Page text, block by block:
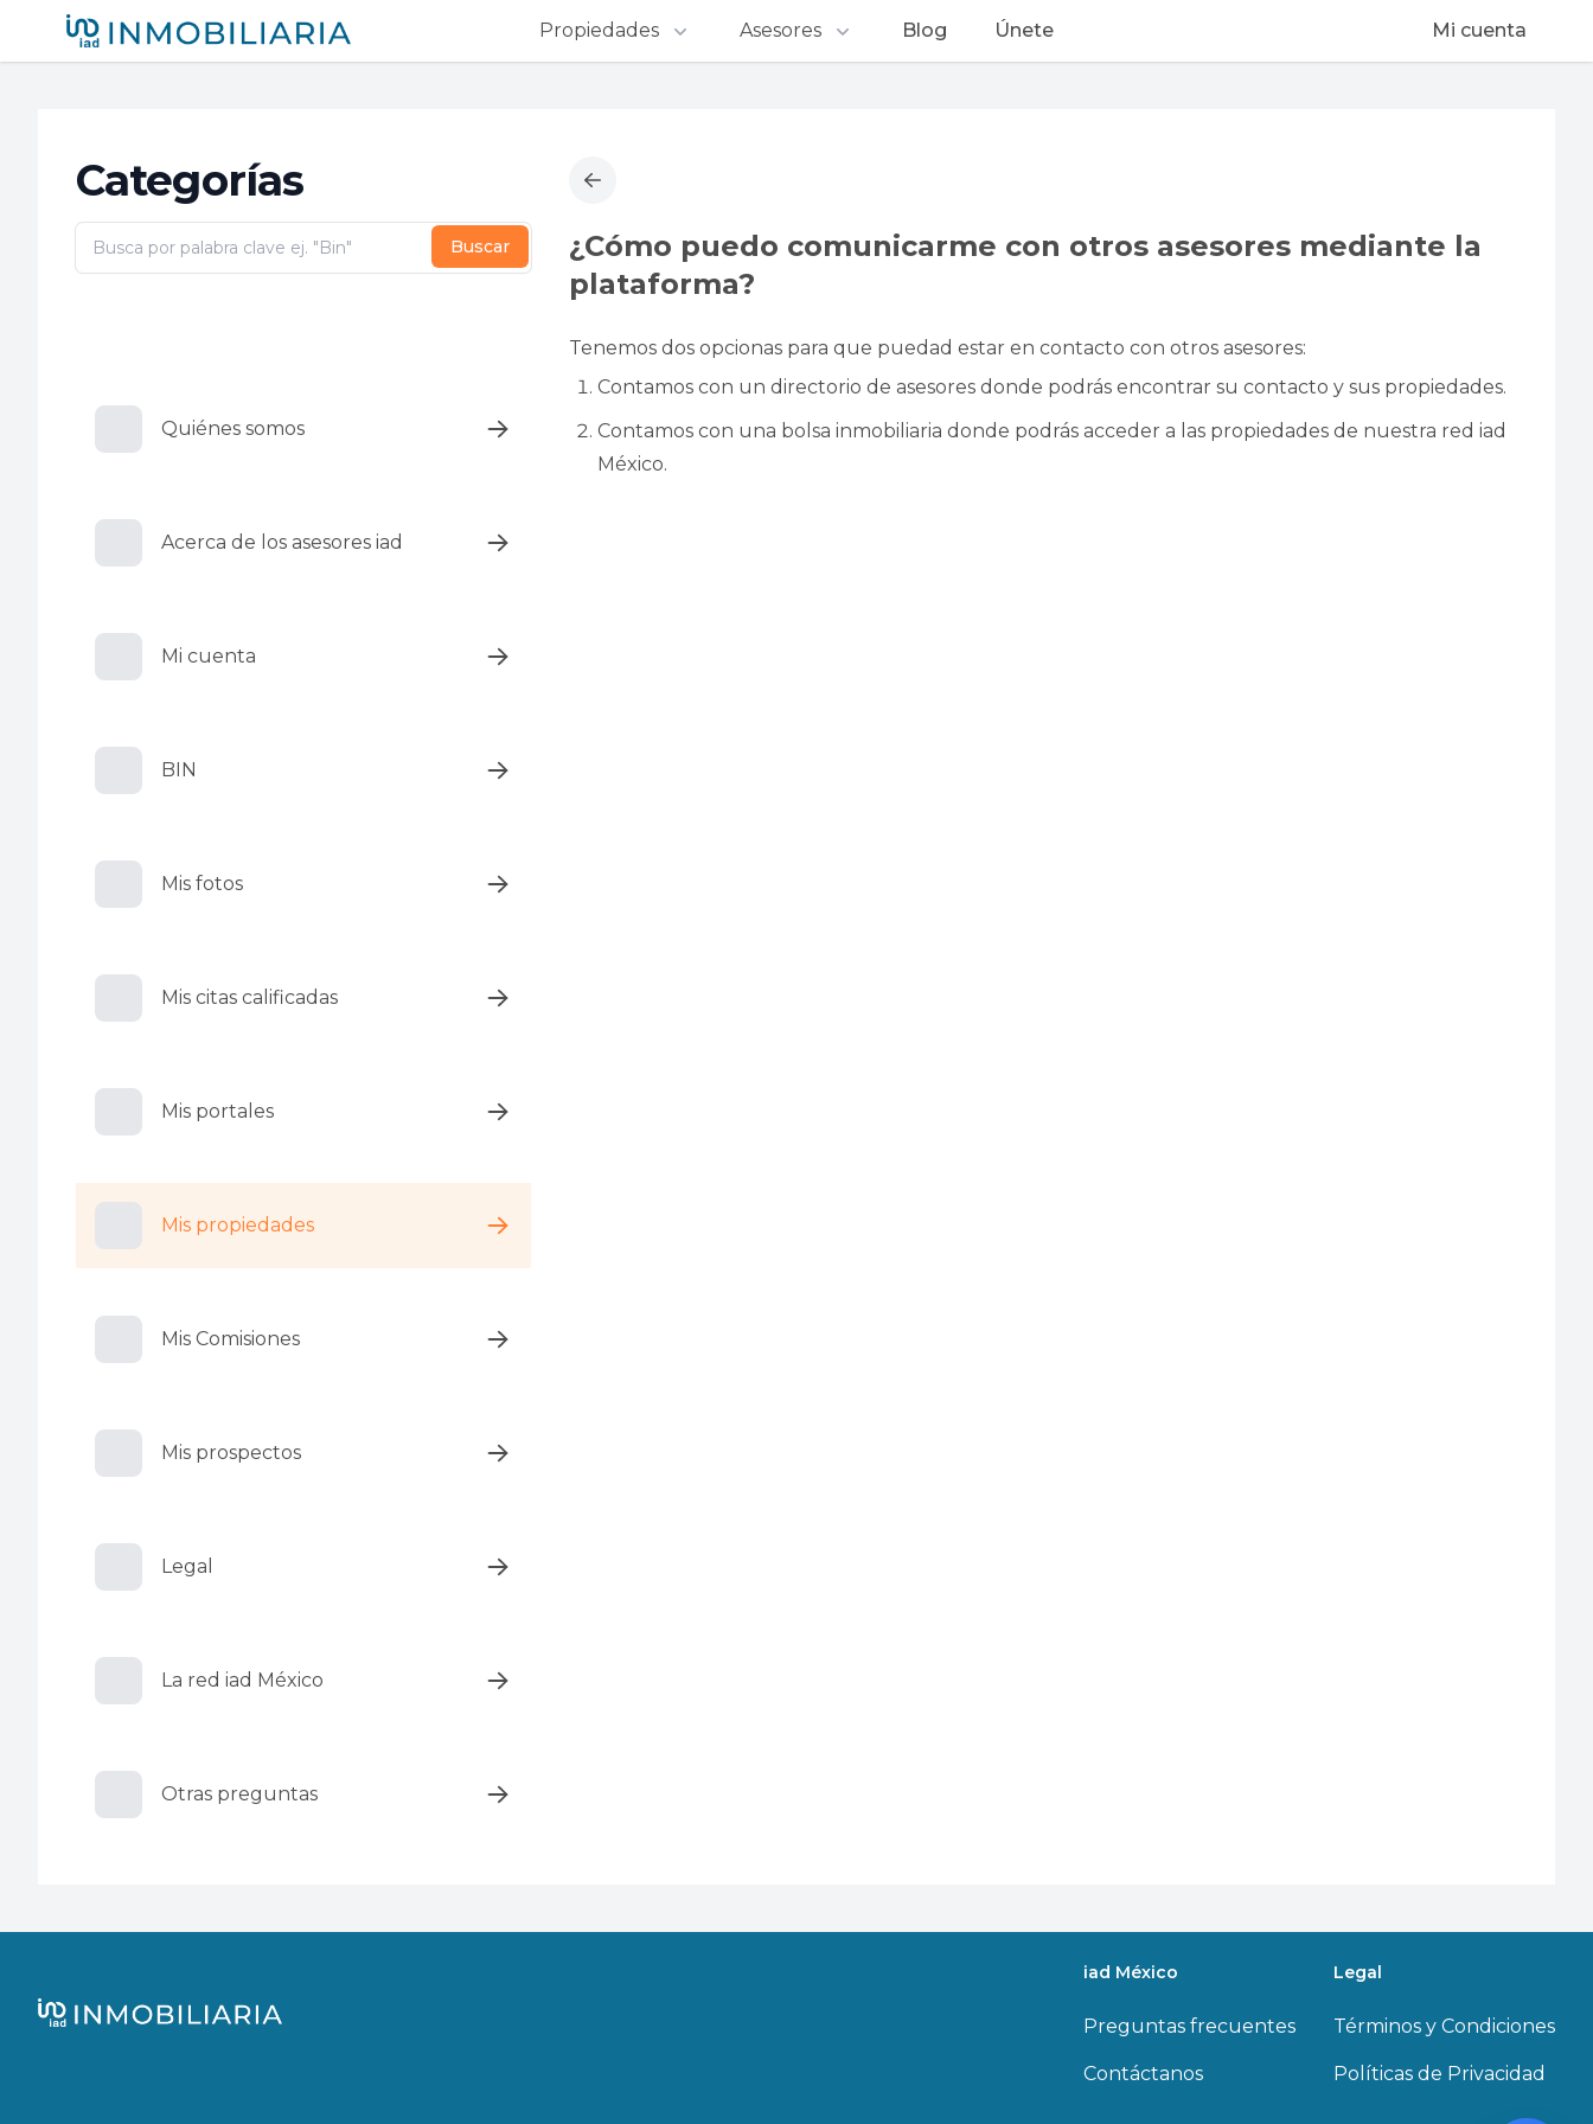
iad México Propiedades Asesores Blog Únete Mi cuenta
Categorías
Buscar
Quiénes somos
Acerca de los asesores iad
Mi cuenta
BIN
Mis fotos
Mis citas calificadas
Mis portales
Mis propiedades
Mis Comisiones
Mis prospectos
Legal
La red iad México
Otras preguntas
¿Cómo puedo comunicarme con otros asesores mediante la
plataforma?
Tenemos dos opcionas para que puedad estar en contacto con otros asesores:
Contamos con un directorio de asesores donde podrás encontrar su contacto y sus propiedades.
Contamos con una bolsa inmobiliaria donde podrás acceder a las propiedades de nuestra red iad
México.
iad México
Preguntas frecuentes
Contáctanos
Legal
Términos y Condiciones
Políticas de Privacidad